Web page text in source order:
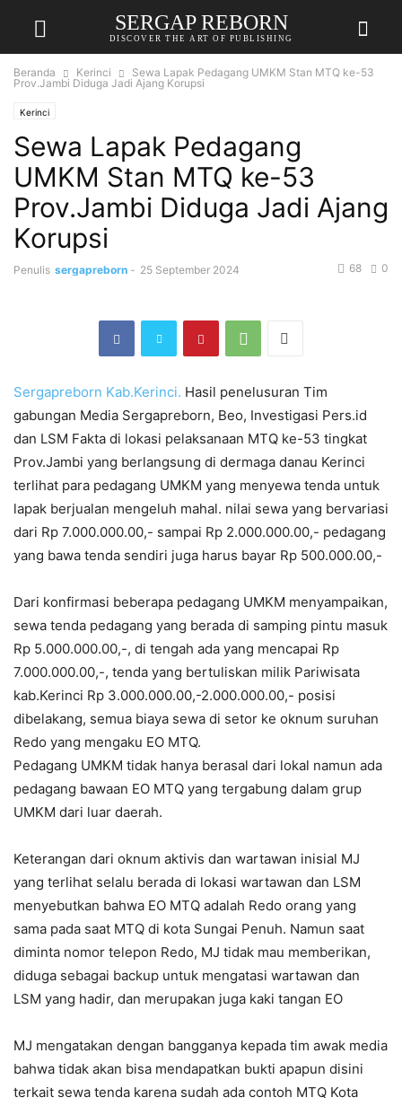
SERGAP REBORN
DISCOVER THE ART OF PUBLISHING
Beranda Kerinci
Sewa Lapak Pedagang UMKM Stan MTQ ke-53
Prov.Jambi Diduga Jadi Ajang Korupsi
Kerinci
Sewa Lapak Pedagang
UMKM Stan MTQ ke-53
Prov.Jambi Diduga Jadi Ajang
Korupsi
Penulis sergapreborn - 25 September 2024 0
68
Sergapreborn Kab.Kerinci. Hasil penelusuran Tim
gabungan Media Sergapreborn, Beo, Investigasi Pers.id
dan LSM Fakta di lokasi pelaksanaan MTQ ke-53 tingkat
Prov.Jambi yang berlangsung di dermaga danau Kerinci
terlihat para pedagang UMKM yang menyewa tenda untuk
lapak berjualan mengeluh mahal. nilai sewa yang bervariasi
dari Rp 7.000.000.00,- sampai Rp 2.000.000.00,- pedagang
yang bawa tenda sendiri juga harus bayar Rp 500.000.00,-
Dari konfirmasi beberapa pedagang UMKM menyampaikan,
sewa tenda pedagang yang berada di samping pintu masuk
Rp 5.000.000.00,-, di tengah ada yang mencapai Rp
7.000.000.00,-, tenda yang bertuliskan milik Pariwisata
kab.Kerinci Rp 3.000.000.00,-2.000.000.00,- posisi
dibelakang, semua biaya sewa di setor ke oknum suruhan
Redo yang mengaku EO MTQ.
Pedagang UMKM tidak hanya berasal dari lokal namun ada
pedagang bawaan EO MTQ yang tergabung dalam grup
UMKM dari luar daerah.
Keterangan dari oknum aktivis dan wartawan inisial MJ
yang terlihat selalu berada di lokasi wartawan dan LSM
menyebutkan bahwa EO MTQ adalah Redo orang yang
sama pada saat MTQ di kota Sungai Penuh. Namun saat
diminta nomor telepon Redo, MJ tidak mau memberikan,
diduga sebagai backup untuk mengatasi wartawan dan
LSM yang hadir, dan merupakan juga kaki tangan EO
MJ mengatakan dengan bangganya kepada tim awak media
bahwa tidak akan bisa mendapatkan bukti apapun disini
terkait sewa tenda karena sudah ada contoh MTQ Kota